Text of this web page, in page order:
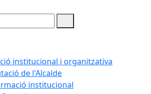
institucional i organitzativa
de l'Alcalde
institucional